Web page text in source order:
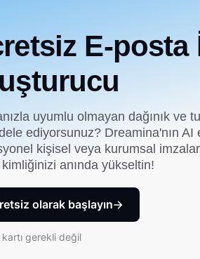
E-posta
uyumlu olmayan dağınık ve
ediyorsunuz? Dreamina'nın AI
kişisel veya kurumsal
anında yükseltin!
olarak başlayın
gerekli değil